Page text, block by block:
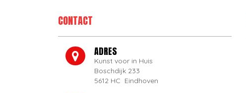
CONTACT
ADRES
Kunst voor in Huis
Boschdijk 233
5612 HC Eindhoven